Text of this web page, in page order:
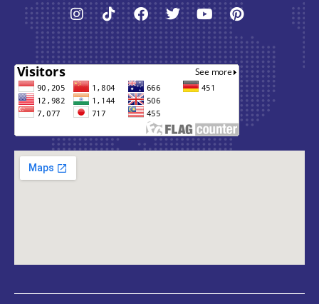
Instagram
TiktokFacebook
TwitterYoutubePinterest